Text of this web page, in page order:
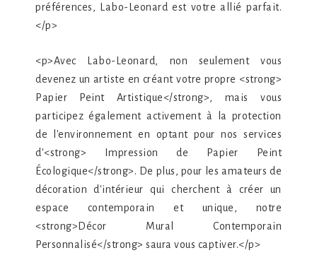
préférences, Labo-Leonard est votre allié parfait.
</p>
<p>Avec Labo-Leonard, non seulement vous
devenez un artiste en créant votre propre <strong>
Papier Peint Artistique</strong>, mais vous
participez également activement à la protection
de l'environnement en optant pour nos services
d'<strong> Impression de Papier Peint
Écologique</strong>. De plus, pour les amateurs de
décoration d'intérieur qui cherchent à créer un
espace contemporain et unique, notre
<strong>Décor Mural Contemporain
Personnalisé</strong> saura vous captiver.</p>